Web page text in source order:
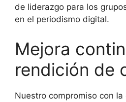
de liderazgo para los
en el periodismo digital.
Mejora
rendición de
Nuestro compromiso con